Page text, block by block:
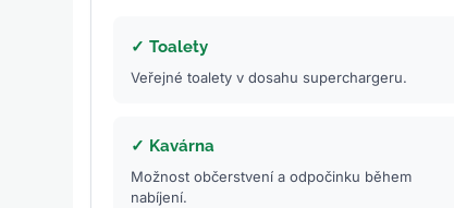
✓ Toalety
Veřejné toalety v dosahu superchargeru.
✓ Kavárna
Možnost občerstvení a odpočinku během
nabíjení.